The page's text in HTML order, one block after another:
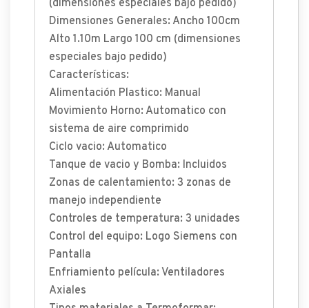
(dimensiones especiales bajo pedido)
Dimensiones Generales: Ancho 100cm
Alto 1.10m Largo 100 cm (dimensiones
especiales bajo pedido)
Características:
Alimentación Plastico: Manual
Movimiento Horno: Automatico con
sistema de aire comprimido
Ciclo vacio: Automatico
Tanque de vacio y Bomba: Incluidos
Zonas de calentamiento: 3 zonas de
manejo independiente
Controles de temperatura: 3 unidades
Control del equipo: Logo Siemens con
Pantalla
Enfriamiento película: Ventiladores
Axiales